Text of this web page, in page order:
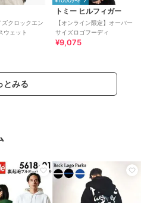
ズクロックエン
ウェット
トミー ヒルフィガー
【オンライン限定】オーバー
サイズロゴフーディ
¥9,075
とみる